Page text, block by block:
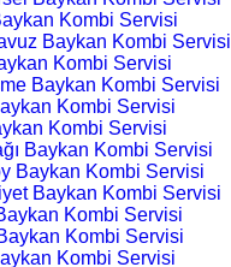
Kombi Servisi
Baykan Kombi Servisi
Kombi Servisi
Baykan Kombi Servisi
Kombi Servisi
Kombi Servisi
Baykan Kombi Servisi
Baykan Kombi Servisi
Baykan Kombi Servisi
Kombi Servisi
Kombi Servisi
Kombi Servisi